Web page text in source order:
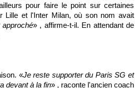
pour faire le point sur certaines
Lille et l'Inter Milan, où son nom avait
» , affirme-t-il. En attendant de
«Je reste supporter du Paris SG et
devant à la fin» , raconte l'ancien coach